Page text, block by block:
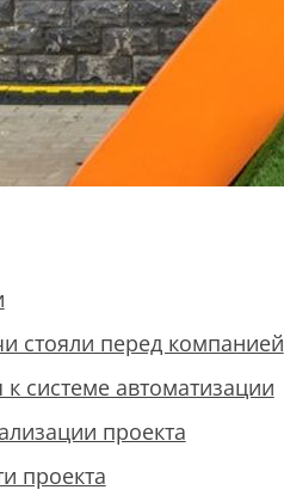
стояли перед компанией
системе автоматизации
проекта
проекта